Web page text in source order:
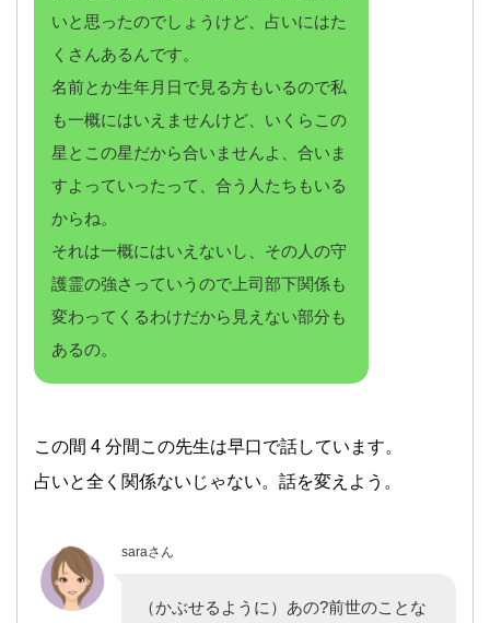
いと思ったのでしょうけど、占いにはた
くさんあるんです。
名前とか生年月日で見る方もいるので私
も一概にはいえませんけど、いくらこの
星とこの星だから合いませんよ、合いま
すよっていったって、合う人たちもいる
からね。
それは一概にはいえないし、その人の守
護霊の強さっていうので上司部下関係も
変わってくるわけだから見えない部分も
あるの。
この間 4 分間この先生は早口で話しています。
占いと全く関係ないじゃない。話を変えよう。
saraさん
（かぶせるように）あの?前世のことな